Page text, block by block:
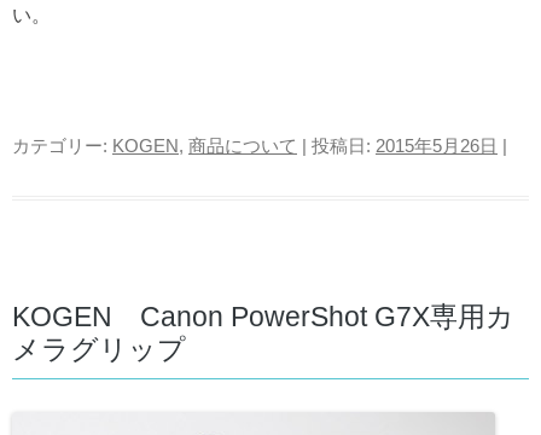
い。
カテゴリー: KOGEN, 商品について | 投稿日: 2015年5月26日
KOGEN Canon PowerShot G7X専用カ
メラグリップ